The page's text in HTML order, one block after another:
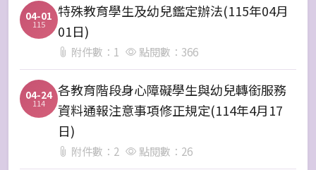
04-01
115
特殊教育學生及幼兒鑑定辦法(115年04月
01日)
附件數：1 點閱數：366
04-24
114
各教育階段身心障礙學生與幼兒轉銜服務
資料通報注意事項修正規定(114年4月17
日)
附件數：2 點閱數：26